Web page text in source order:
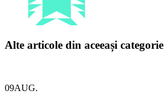
Alte articole din aceeași categorie
09AUG.